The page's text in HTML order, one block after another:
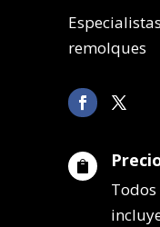
remolques
